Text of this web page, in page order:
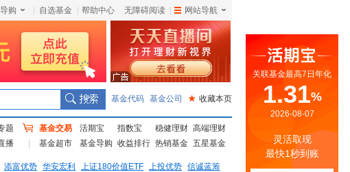
购 自选基金 帮助中心 无障碍阅读 网站导航
基金代码 基金公司 ★ 收藏本页
题
播
基金交易 活期宝 指数宝 稳健理财 高端理财
基金超市
基金导购 收益排行 热销基金 五星基金
添富优势 华安宏利 上证180价值ETF 上投优势 信诚蓝筹